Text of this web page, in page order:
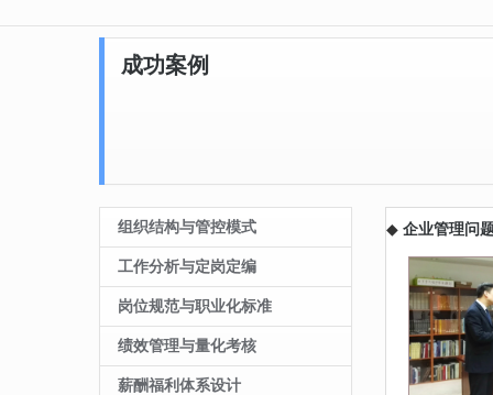
成功案例
组织结构与管控模式
工作分析与定岗定编
岗位规范与职业化标准
绩效管理与量化考核
薪酬福利体系设计
◆ 企业管理问